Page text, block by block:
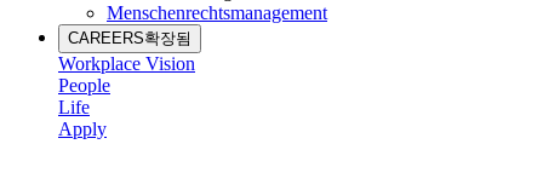
Menschenrechtsmanagement
CAREERS확장됨
Workplace Vision
People
Life
Apply